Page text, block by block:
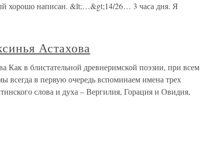
хорошо написан. &lt;…&gt;14/26… 3 часа дня. Я
Астахова
Как в блистательной древнеримской поэзии, при всем
всегда в первую очередь вспоминаем имена трех
слова и духа – Вергилия, Горация и Овидия,